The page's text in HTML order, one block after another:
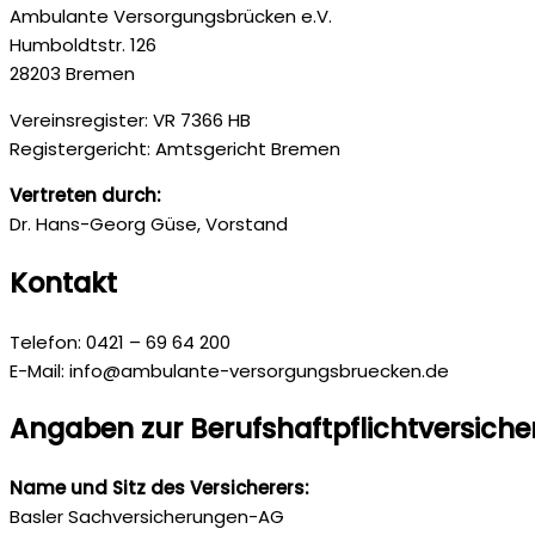
Ambulante Versorgungsbrücken e.V.
Humboldtstr. 126
28203 Bremen
Vereinsregister: VR 7366 HB
Registergericht: Amtsgericht Bremen
Vertreten durch:
Dr. Hans-Georg Güse, Vorstand
Kontakt
Telefon: 0421 – 69 64 200
E-Mail: info@ambulante-versorgungsbruecken.de
Angaben zur
Name und Sitz des Versicherers:
Basler Sachversicherungen-AG